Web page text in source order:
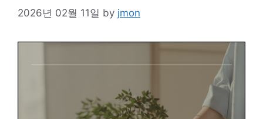
2026년 02월 11일 by jmon